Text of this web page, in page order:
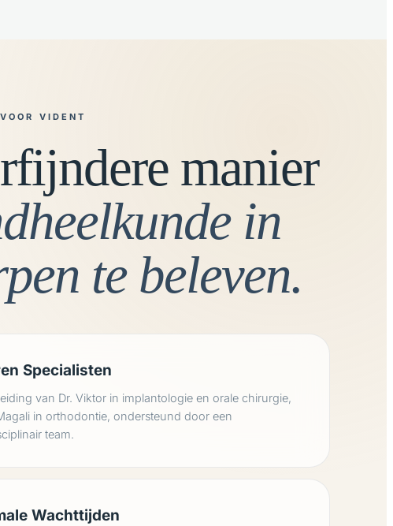
VIDENT
manier
in
te beleven.
Specialisten
van Dr. Viktor in implantologie en orale chirurgie,
in orthodontie, ondersteund door een
team.
Wachttijden